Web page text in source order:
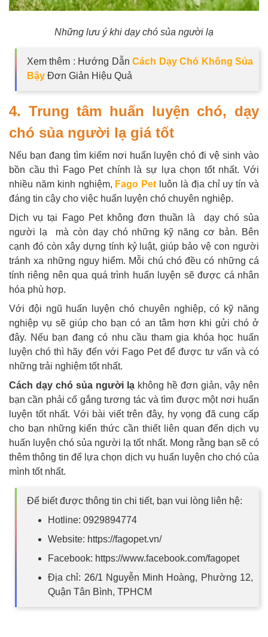
Những lưu ý khi dạy chó sủa người lạ
Xem thêm : Hướng DẫnCách Dạy Chó Không Sủa
Bậy Đơn Giản Hiệu Quả
4. Trung tâm huấn luyện chó, dạy
chó sủa người lạ giá tốt
Nếu bạn đang tìm kiếm nơi huấn luyện chó đi vệ sinh vào
bồn cầu thì Fago Pet chính là sự lựa chọn tốt nhất. Với
nhiều năm kinh nghiệm, Fago Pet luôn là địa chỉ uy tín và
đáng tin cậy cho việc huấn luyện chó chuyên nghiệp.
Dịch vụ tại Fago Pet không đơn thuần là dạy chó sủa
người lạ mà còn dạy chó những kỹ năng cơ bản. Bên
cạnh đó còn xây dựng tính kỷ luật, giúp bảo vệ con người
tránh xa những nguy hiểm. Mỗi chú chó đều có những cá
tính riêng nên qua quá trình huấn luyện sẽ được cá nhân
hóa phù hợp.
Với đội ngũ huấn luyện chó chuyên nghiệp, có kỹ năng
nghiệp vụ sẽ giúp cho bạn có an tâm hơn khi gửi chó ở
đây. Nếu bạn đang có nhu cầu tham gia khóa học huấn
luyện chó thì hãy đến với Fago Pet để được tư vấn và có
những trải nghiệm tốt nhất.
Cách dạy chó sủa người lạ không hề đơn giản, vậy nên
bạn cần phải cố gắng tương tác và tìm được một nơi huấn
luyện tốt nhất. Với bài viết trên đây, hy vọng đã cung cấp
cho bạn những kiến thức cần thiết liên quan đến dịch vụ
huấn luyện chó sủa người lạ tốt nhất. Mong rằng bạn sẽ có
thêm thông tin để lựa chọn dịch vụ huấn luyện cho chó của
mình tốt nhất.
Để biết được thông tin chi tiết, bạn vui lòng liên hệ:
Hotline: 0929894774
Website: https://fagopet.vn/
Facebook: https://www.facebook.com/fagopet
Địa chỉ: 26/1 Nguyễn Minh Hoàng, Phường 12,
Quận Tân Bình, TPHCM